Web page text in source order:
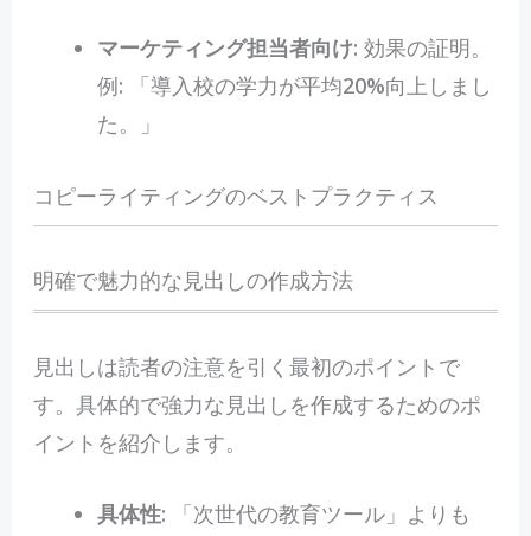
マーケティング担当者向け: 効果の証明。
例: 「導入校の学力が平均20%向上しまし
た。」
コピーライティングのベストプラクティス
明確で魅力的な見出しの作成方法
見出しは読者の注意を引く最初のポイントで
す。具体的で強力な見出しを作成するためのポ
イントを紹介します。
具体性: 「次世代の教育ツール」よりも